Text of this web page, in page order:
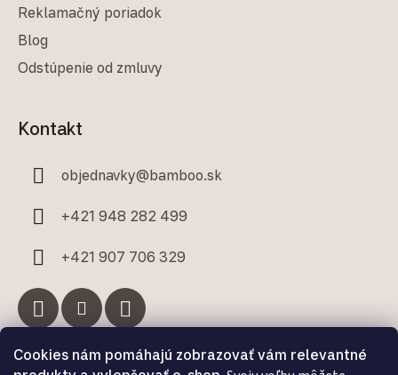
Cookies nám pomáhajú zobrazovať vám relevantné
Reklamačný poriadok
Blog
Odstúpenie od zmluvy
Kontakt
objednavky@bamboo.sk
+421 948 282 499
+421 907 706 329